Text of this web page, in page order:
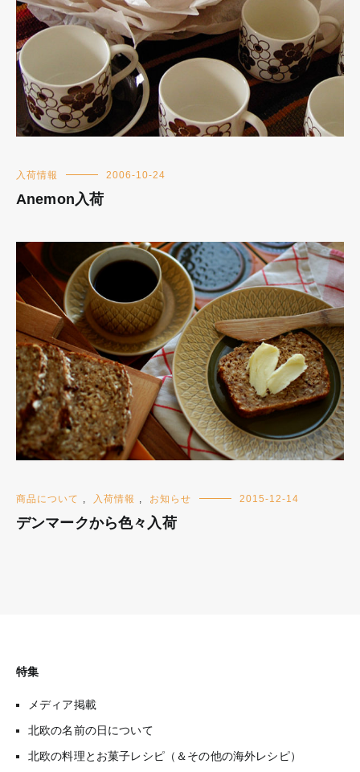
入荷情報 2006-10-24
Anemon入荷
商品について 入荷情報 お知らせ 2015-12-14
デンマークから色々入荷
特集
メディア掲載
北欧の名前の日について
北欧の料理とお菓子レシピ（＆その他の海外レシピ）